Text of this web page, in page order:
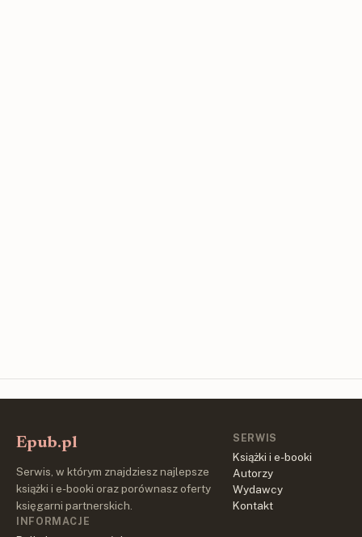
Epub.pl
Serwis, w którym znajdziesz najlepsze
książki i e-booki oraz porównasz oferty
księgarni partnerskich.
SERWIS
Książki i e-booki
Autorzy
Wydawcy
Kontakt
INFORMACJE